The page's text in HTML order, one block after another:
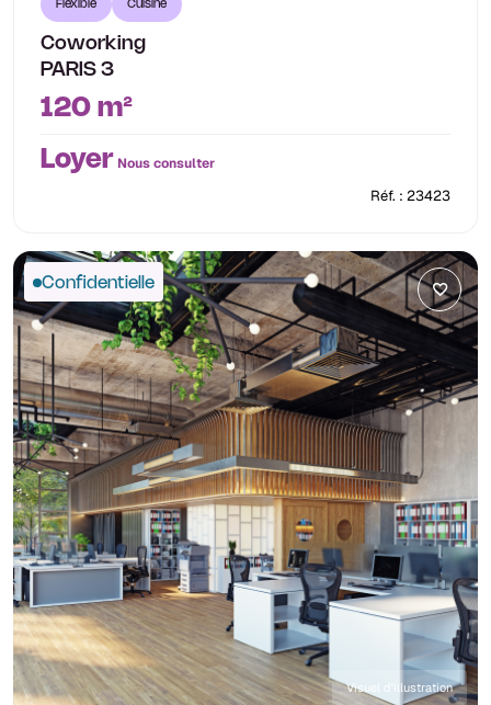
Flexible Cuisine
Coworking
PARIS 3
120 m²
Loyer Nous consulter
Réf. : 23423
Confidentielle
Visuel d'illustration